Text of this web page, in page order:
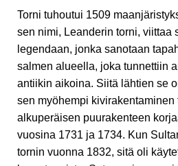
Torni tuhoutui 1509
sen nimi, Leanderin torni, viittaa
legendaan, jonka sanotaan
salmen alueella, joka tunnettiin
antiikin aikoina. Siitä lähtien se
sen myöhempi
alkuperäisen puurakenteen
vuosina 1731 ja 1734. Kun
tornin vuonna 1832, sitä oli